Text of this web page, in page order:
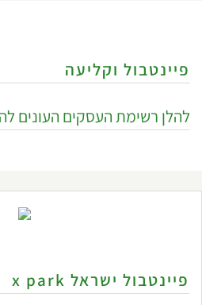
פיינטבול וקליעה
להלן רשימת העסקים העונים
פיינטבול ישראל x park